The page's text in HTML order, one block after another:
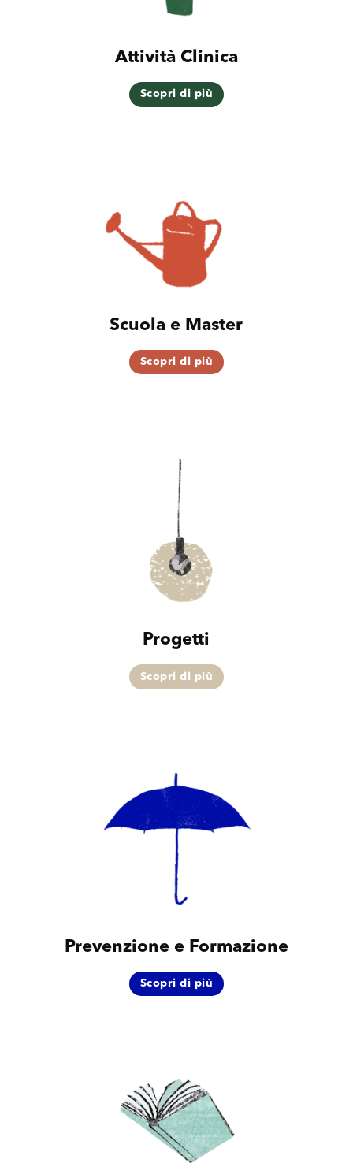
Attività Clinica
Scopri di più
Scuola e Master
Scopri di più
Progetti
Scopri di più
Prevenzione e Formazione
Scopri di più